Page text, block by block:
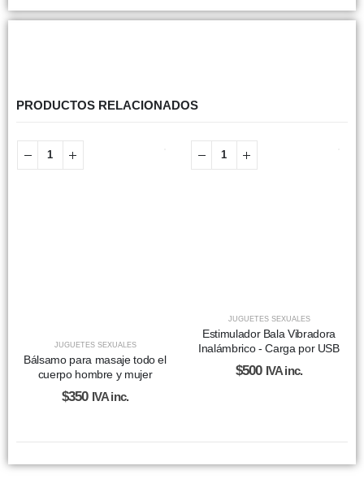
PRODUCTOS RELACIONADOS
JUGUETES SEXUALES
Bálsamo para masaje todo el
cuerpo hombre y mujer
$350 IVA inc.
JUGUETES SEXUALES
Estimulador Bala Vibradora
Inalámbrico - Carga por USB
$500 IVA inc.